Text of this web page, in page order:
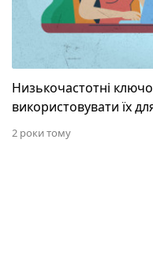
Низькочастотні
використовувати їх
2 роки тому